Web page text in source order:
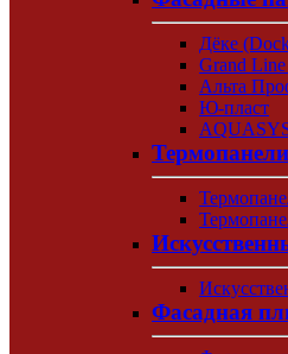
Дёке
Grand
Альта
Ю-пласт
Термопанели
Фасадная